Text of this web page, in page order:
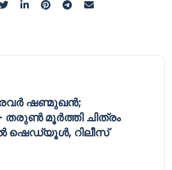
ഷണ്മുഖൻ;
മൂർത്തി ചിത്രം
ഷെഡ്യൂൾ, റിലീസ്